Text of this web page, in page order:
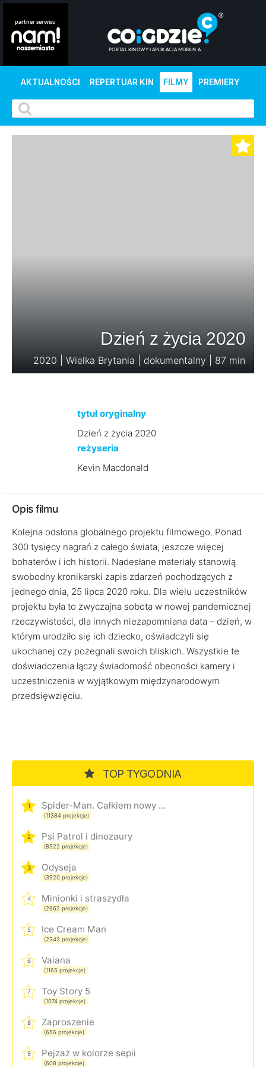
AKTUALNOŚCI REPERTUAR KIN FILMY PREMIERY
Dzień z życia 2020
2020 | Wielka Brytania | dokumentalny | 87 min
tytuł oryginalny
Dzień z życia 2020
reżyseria
Kevin Macdonald
Opis filmu
Kolejna odsłona globalnego projektu filmowego. Ponad
300 tysięcy nagrań z całego świata, jeszcze więcej
bohaterów i ich historii. Nadesłane materiały stanowią
swobodny kronikarski zapis zdarzeń pochodzących z
jednego dnia, 25 lipca 2020 roku. Dla wielu uczestników
projektu była to zwyczajna sobota w nowej pandemicznej
rzeczywistości, dla innych niezapomniana data – dzień, w
którym urodziło się ich dziecko, oświadczyli się
ukochanej czy pożegnali swoich bliskich. Wszystkie te
doświadczenia łączy świadomość obecności kamery i
uczestniczenia w wyjątkowym międzynarodowym
przedsięwzięciu.
TOP TYGODNIA
1 Spider-Man. Całkiem nowy dzień
(11384 projekcje)
2 Psi Patrol i dinozaury
(8522 projekcje)
3 Odyseja
(3920 projekcje)
4 Minionki i straszydła
(2662 projekcje)
5 Ice Cream Man
(2343 projekcje)
6 Vaiana
(1165 projekcje)
7 Toy Story 5
(1074 projekcje)
8 Zaproszenie
(656 projekcje)
9 Pejzaż w kolorze sepii
(608 projekcje)